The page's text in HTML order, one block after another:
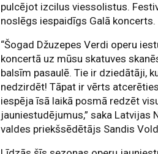
pulcējot izcilus viessolistus.
noslēgs iespaidīgs Galā koncerts.
“Šogad Džuzepes Verdi operu
koncertā uz mūsu skatuves
balsīm pasaulē. Tie ir dziedātāji,
nedzirdēt! Tāpat ir vērts
iespēja īsā laikā posmā redzēt
jauniestudējumus,” saka Latvijas
valdes priekšsēdētājs Sandis